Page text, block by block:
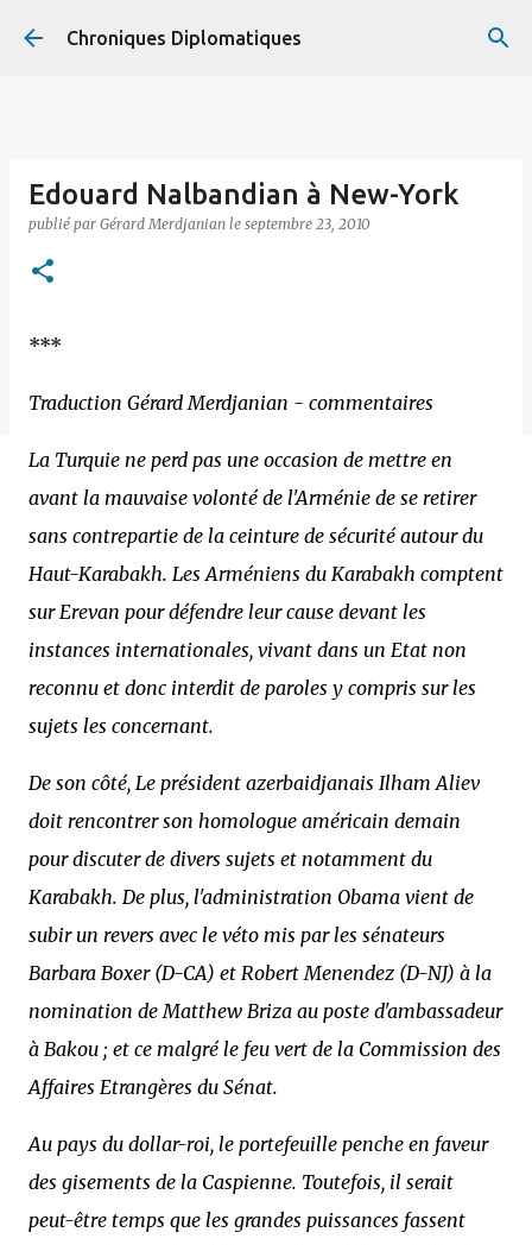
Accéder au contenu principal
Chroniques Diplomatiques
Edouard Nalbandian à New-York
publié par Gérard Merdjanian le septembre 23, 2010
***
Traduction Gérard Merdjanian - commentaires
La Turquie ne perd pas une occasion de mettre en
avant la mauvaise volonté de l'Arménie de se retirer
sans contrepartie de la ceinture de sécurité autour du
Haut-Karabakh. Les Arméniens du Karabakh comptent
sur Erevan pour défendre leur cause devant les
instances internationales, vivant dans un Etat non
reconnu et donc interdit de paroles y compris sur les
sujets les concernant.
De son côté, Le président azerbaidjanais Ilham Aliev
doit rencontrer son homologue américain demain
pour discuter de divers sujets et notamment du
Karabakh. De plus, l'administration Obama vient de
subir un revers avec le véto mis par les sénateurs
Barbara Boxer (D-CA) et Robert Menendez (D-NJ) à la
nomination de Matthew Briza au poste d'ambassadeur
à Bakou ; et ce malgré le feu vert de la Commission des
Affaires Etrangères du Sénat.
Au pays du dollar-roi, le portefeuille penche en faveur
des gisements de la Caspienne. Toutefois, il serait
peut-être temps que les grandes puissances fassent